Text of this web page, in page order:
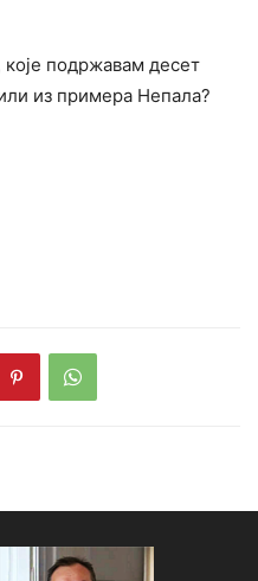
подржавам десет
из примера Непала?